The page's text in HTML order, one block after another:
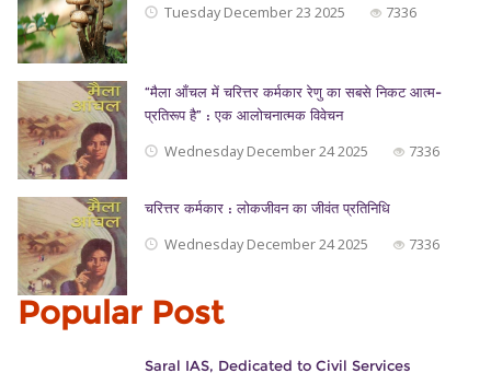
Tuesday December 23 2025 7336
“मैला आँचल में चरित्तर कर्मकार रेणु का सबसे निकट आत्म-
प्रतिरूप है” : एक आलोचनात्मक विवेचन
Wednesday December 24 2025 7336
चरित्तर कर्मकार : लोकजीवन का जीवंत प्रतिनिधि
Wednesday December 24 2025 7336
Popular Post
Saral IAS, Dedicated to Civil Services